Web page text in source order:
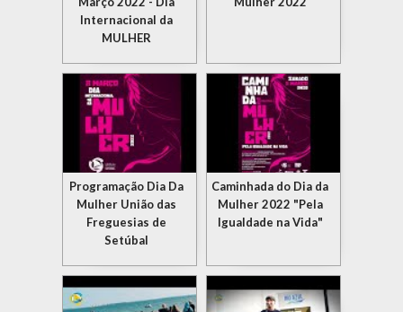
Internacional da
MULHER
Programação Dia Da
Mulher União das
Freguesias de
Setúbal
Caminhada do Dia da
Mulher 2022 "Pela
Igualdade na Vida"